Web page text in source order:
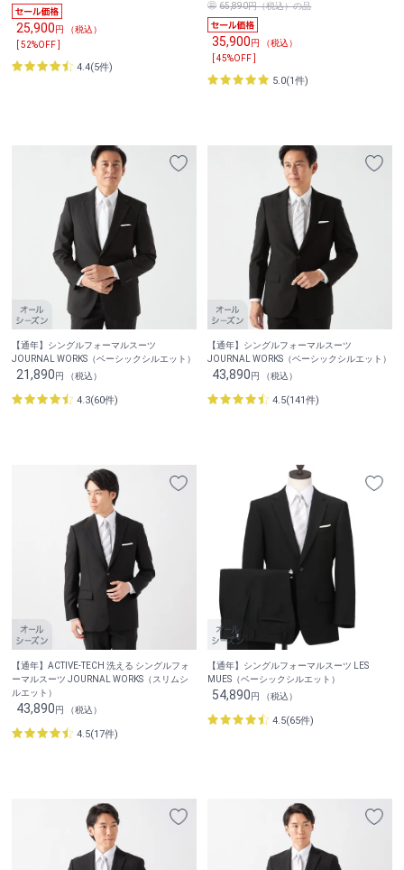
25,900円 （税込）
[ 52%OFF ]
4.4(5件)
65,890円（税込）の品
35,900円 （税込）
[ 45%OFF ]
5.0(1件)
【通年】シングルフォーマルスーツ
JOURNAL WORKS（ベーシックシルエット）
21,890円 （税込）
4.3(60件)
【通年】シングルフォーマルスーツ
JOURNAL WORKS（ベーシックシルエット）
43,890円 （税込）
4.5(141件)
【通年】ACTIVE-TECH 洗える シングルフォ
ーマルスーツ JOURNAL WORKS（スリムシ
ルエット）
43,890円 （税込）
4.5(17件)
【通年】シングルフォーマルスーツ LES
MUES（ベーシックシルエット）
54,890円 （税込）
4.5(65件)